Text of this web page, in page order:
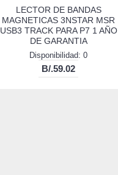
LECTOR DE BANDAS
MAGNETICAS 3NSTAR MSR
USB3 TRACK PARA P7 1 AÑO
DE GARANTIA
Disponibilidad: 0
B/.59.02